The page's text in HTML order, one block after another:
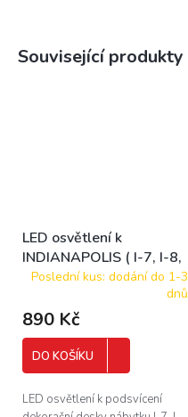
Související produkty
LED osvětlení k
INDIANAPOLIS ( I-7, I-8,
I-9, I-22 )
Poslední kus: dodání do 1-3
dnů
890 Kč
DO KOŠÍKU
LED osvětlení k podsvícení